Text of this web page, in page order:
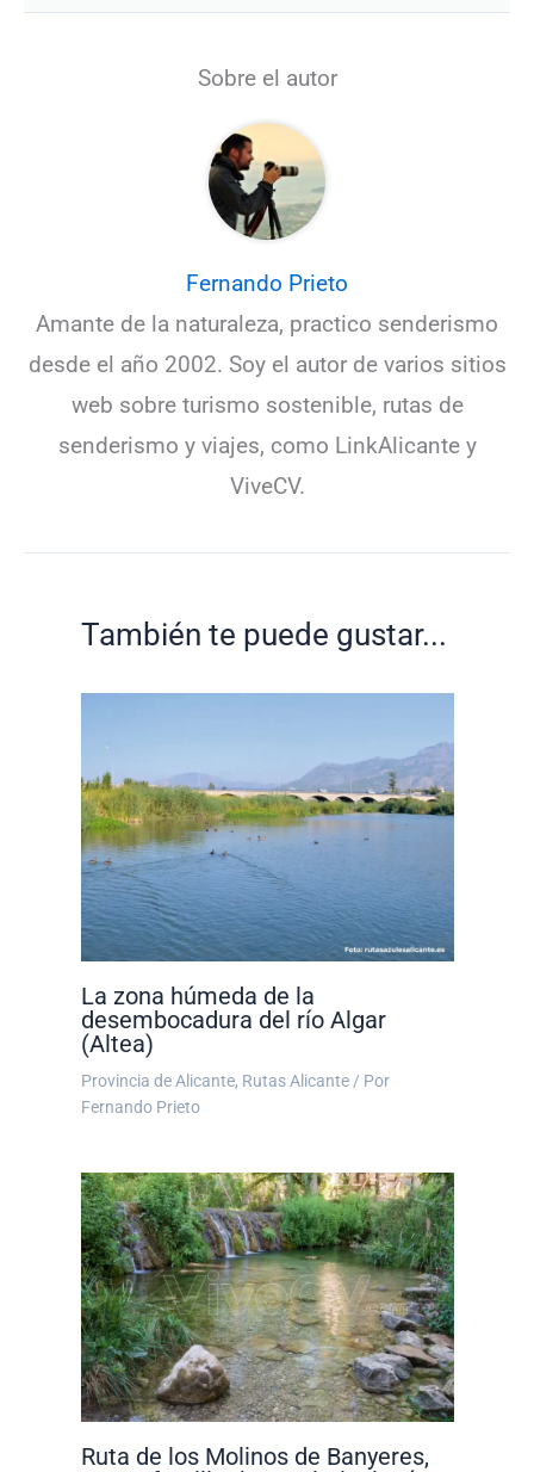
Sobre el autor
Fernando Prieto
Amante de la naturaleza, practico senderismo
desde el año 2002. Soy el autor de varios sitios
web sobre turismo sostenible, rutas de
senderismo y viajes, como LinkAlicante y
ViveCV.
También te puede gustar...
La zona húmeda de la
desembocadura del río Algar
(Altea)
Provincia de Alicante, Rutas Alicante/ Por
Fernando Prieto
Ruta de los Molinos de Banyeres,